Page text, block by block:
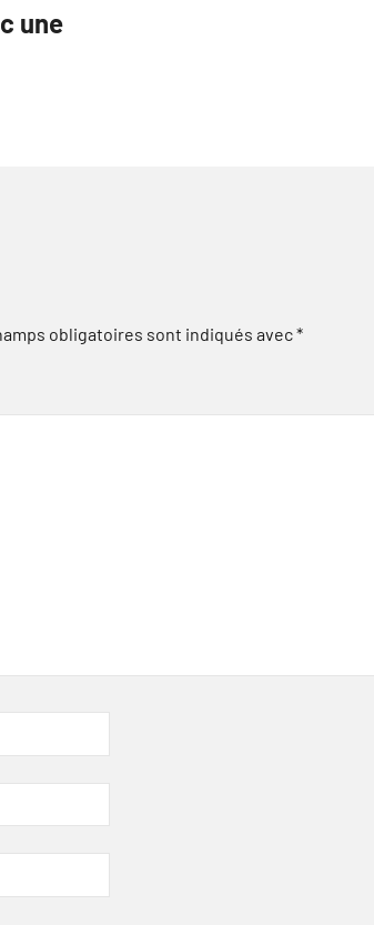
une
obligatoires sont indiqués avec*